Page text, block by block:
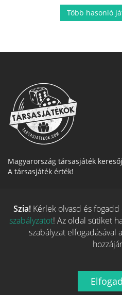
Több hasonló
Magyarország társasjáték
A társasjáték érték!
Szia! Kérlek olvasd és fogadd
szabályzatot! Az oldal sütiket
szabályzat elfogadásával